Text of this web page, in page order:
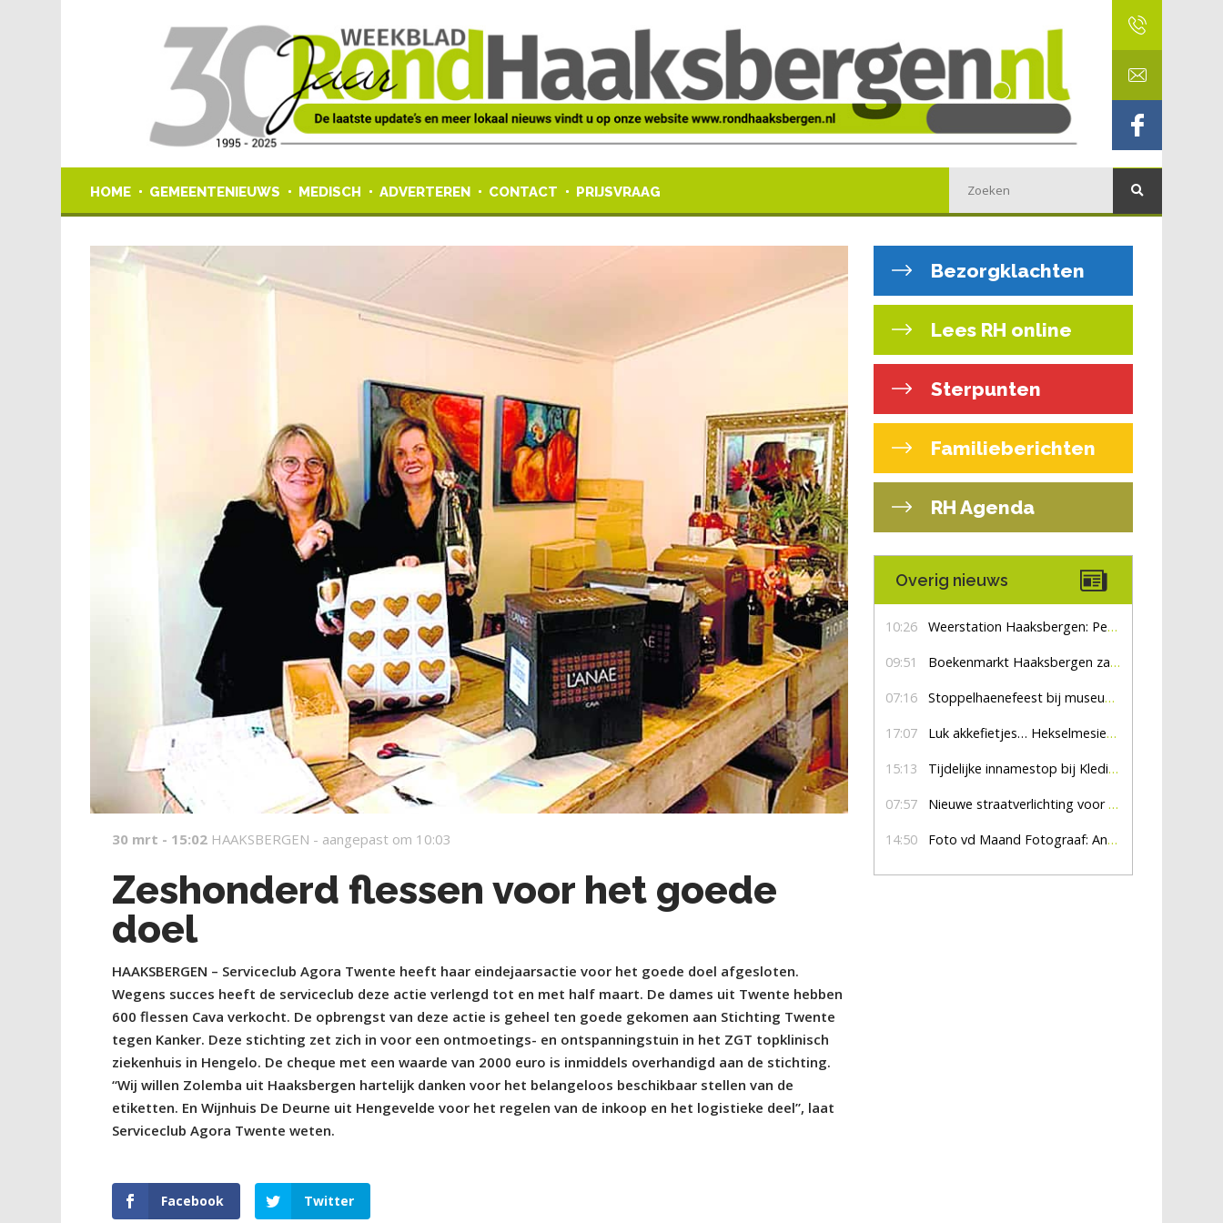
HOME GEMEENTENIEUWS MEDISCH ADVERTEREN CONTACT PRIJSVRAAG
30 mrt - 15:02 HAAKSBERGEN - aangepast om 10:03
Zeshonderd flessen voor het goede
doel
HAAKSBERGEN – Serviceclub Agora Twente heeft haar eindejaarsactie voor het goede doel afgesloten.
Wegens succes heeft de serviceclub deze actie verlengd tot en met half maart. De dames uit Twente hebben
600 flessen Cava verkocht. De opbrengst van deze actie is geheel ten goede gekomen aan Stichting Twente
tegen Kanker. Deze stichting zet zich in voor een ontmoetings- en ontspanningstuin in het ZGT topklinisch
ziekenhuis in Hengelo. De cheque met een waarde van 2000 euro is inmiddels overhandigd aan de stichting.
“Wij willen Zolemba uit Haaksbergen hartelijk danken voor het belangeloos beschikbaar stellen van de
etiketten. En Wijnhuis De Deurne uit Hengevelde voor het regelen van de inkoop en het logistieke deel”, laat
Serviceclub Agora Twente weten.
Facebook Twitter
Bezorgklachten
Lees RH online
Sterpunten
Familieberichten
RH Agenda
Overig nieuws
10:26 Weerstation Haaksbergen: Perioden met zon en droog
09:51 Boekenmarkt Haaksbergen zaterdag 8 augustus, marktplein Haaksbergen
07:16 Stoppelhaenefeest bij museum De Lebbenbrugge
17:07 Luk akkefietjes… HekselmesienHarry
15:13 Tijdelijke innamestop bij Kledingbank Stefania
07:57 Nieuwe straatverlichting voor De Veldmaat en De Pas
14:50 Foto vd Maand Fotograaf: Anna Jalving